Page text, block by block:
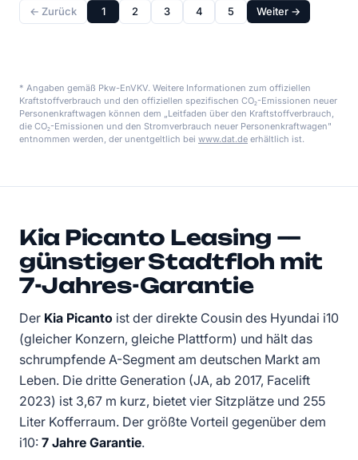
← Zurück
1 2 3 4 5 Weiter →
* Angaben gemäß Pkw-EnVKV. Weitere Informationen zum offiziellen
Kraftstoffverbrauch und den offiziellen spezifischen CO₂-Emissionen neuer
Personenkraftwagen können dem „Leitfaden über den Kraftstoffverbrauch,
die CO₂-Emissionen und den Stromverbrauch neuer Personenkraftwagen"
entnommen werden, der unentgeltlich bei www.dat.de erhältlich ist.
Kia Picanto Leasing —
günstiger Stadtfloh mit
7-Jahres-Garantie
Der Kia Picanto ist der direkte Cousin des Hyundai i10
(gleicher Konzern, gleiche Plattform) und hält das
schrumpfende A-Segment am deutschen Markt am
Leben. Die dritte Generation (JA, ab 2017, Facelift
2023) ist 3,67 m kurz, bietet vier Sitzplätze und 255
Liter Kofferraum. Der größte Vorteil gegenüber dem
i10: 7 Jahre Garantie.